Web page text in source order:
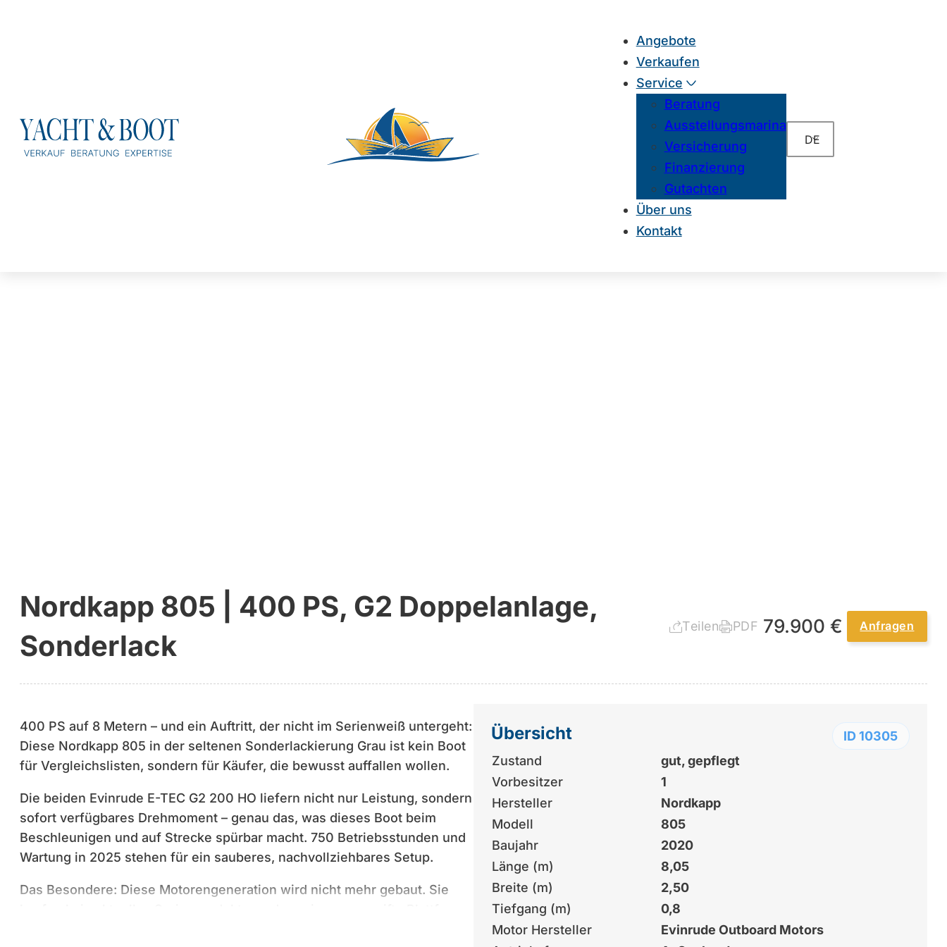
Angebote
Verkaufen
Service
Beratung
Ausstellungsmarina
Versicherung
Finanzierung
Gutachten
Über uns
Kontakt
DE
Nordkapp 805 | 400 PS, G2 Doppelanlage,
Sonderlack
Teilen PDF 79.900 € Anfragen
400 PS auf 8 Metern – und ein Auftritt, der nicht im Serienweiß untergeht:
Diese Nordkapp 805 in der seltenen Sonderlackierung Grau ist kein Boot
für Vergleichslisten, sondern für Käufer, die bewusst auffallen wollen.
Die beiden Evinrude E-TEC G2 200 HO liefern nicht nur Leistung, sondern
sofort verfügbares Drehmoment – genau das, was dieses Boot beim
Beschleunigen und auf Strecke spürbar macht. 750 Betriebsstunden und
Wartung in 2025 stehen für ein sauberes, nachvollziehbares Setup.
Das Besondere: Diese Motorengeneration wird nicht mehr gebaut. Sie
Übersicht
ID 10305
Zustand
gut, gepflegt
Vorbesitzer
1
Hersteller
Nordkapp
Modell
805
Baujahr
2020
Länge (m)
8,05
Breite (m)
2,50
Tiefgang (m)
0,8
Motor Hersteller
Evinrude Outboard Motors